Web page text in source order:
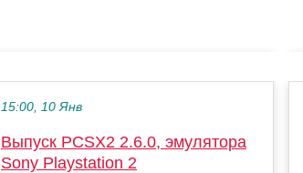
15:00, 10 Янв
Выпуск PCSX2 2.6.0, эмулятора
Sony Playstation 2